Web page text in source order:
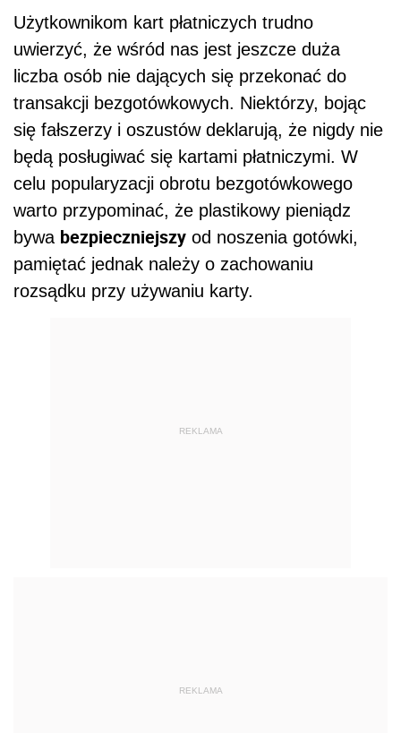
Użytkownikom kart płatniczych trudno
uwierzyć, że wśród nas jest jeszcze duża
liczba osób nie dających się przekonać do
transakcji bezgotówkowych. Niektórzy, bojąc
się fałszerzy i oszustów deklarują, że nigdy nie
będą posługiwać się kartami płatniczymi. W
celu popularyzacji obrotu bezgotówkowego
warto przypominać, że plastikowy pieniądz
bywa bezpieczniejszy od noszenia gotówki,
pamiętać jednak należy o zachowaniu
rozsądku przy używaniu karty.
REKLAMA
REKLAMA